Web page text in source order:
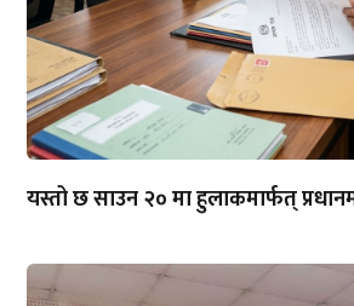
यस्तो छ साउन २० मा हुलाकमार्फत्